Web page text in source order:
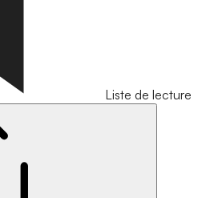
Liste de lecture